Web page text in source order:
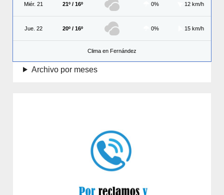
Miér. 21 21º / 16º 0% 12 km/h
Jue. 22 20º / 16º 0% 15 km/h
Clima en Fernández
Archivo por meses